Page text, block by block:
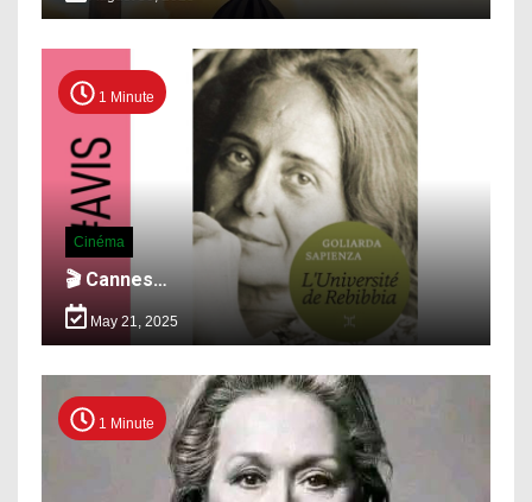
1 Minute
Cinéma
🎬 Cannes…
May 21, 2025
1 Minute